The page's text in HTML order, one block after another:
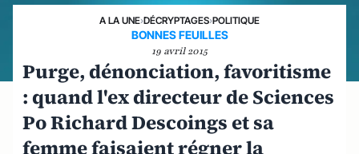
A LA UNE›DÉCRYPTAGES›POLITIQUE
BONNES FEUILLES
19 avril 2015
Purge, dénonciation, favoritisme
: quand l'ex directeur de Sciences
Po Richard Descoings et sa
femme faisaient régner la